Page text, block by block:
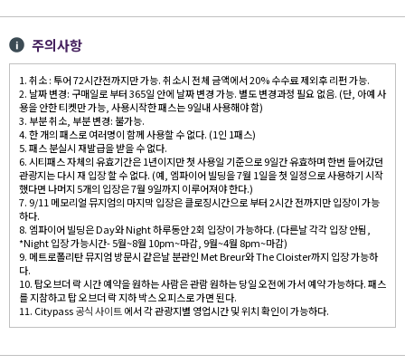
주의사항
1. 취소 : 투어 72시간전까지만 가능. 취소시 전체 금액에서 20% 수수료 제외후 리펀 가능.
2. 날짜 변경: 구매일로 부터 365일 안에 날짜 변경 가능. 별도 변경과정 필요 없음. (단, 아예 사
용을 안한 티켓만 가능, 사용시작한 패스는 9일내 사용해야 함)
3. 부분 취소, 부분 변경: 불가능.
4. 한 개의 패스로 여러명이 함께 사용할 수 없다. (1인 1패스)
5. 패스 분실시 재발급을 받을 수 없다.
6. 시티패스 자체의 유효기간은 1년이지만 첫 사용일 기준으로 9일간 유효하며 한번 들어갔던
관광지는 다시 재 입장 할 수 없다. (예, 엠파이어 빌딩을 7월 1일을 첫 일정으로 사용하기 시작
했다면 나머지 5개의 입장은 7월 9일까지 이루어져야 한다.)
7. 9/11 메모리얼 뮤지엄의 마지막 입장은 클로징시간으로 부터 2시간 전까지만 입장이 가능
하다.
8. 엠파이어 빌딩은 Day와 Night 하루동안 2회 입장이 가능하다. (다른날 각각 입장 안됨,
*Night 입장 가능시간- 5월~8월 10pm~마감, 9월~4월 8pm~마감)
9. 메트로폴리탄 뮤지엄 방문시 같은날 분관인 Met Breur와 The Cloister까지 입장 가능하
다.
10. 탑오브더 락 시간 예약을 원하는 사람은 관람 원하는 당일 오전에 가서 예약 가능하다. 패스
를 지참하고 탑 오브더 락 지하 박스 오피스로 가면 된다.
11. Citypass공식 사이트 에서 각 관광지별 영업시간 및 위치 확인이 가능하다.